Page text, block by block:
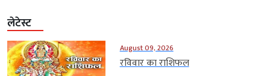
लेटेस्ट
August 09, 2026
रविवार का राशिफल